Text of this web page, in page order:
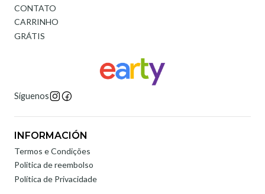
CONTATO
CARRINHO
GRÁTIS
Síguenos
INFORMACIÓN
Termos e Condições
Politica de reembolso
Política de Privacidade